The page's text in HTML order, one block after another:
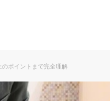
ポイントまで完全理解